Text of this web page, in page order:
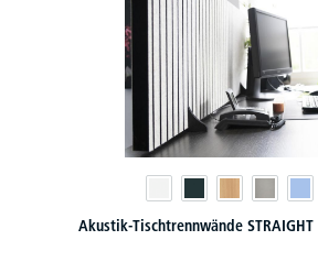
Bürostuhl winSIT - Synchron-